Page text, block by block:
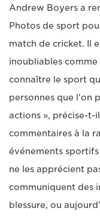
Andrew Boyers a
Photos de sport
match de cricket. Il
inoubliables comme
connaître le sport
personnes que l'on
actions », précise-t-
commentaires à la
événements
ne les apprécient
communiquent des
blessure, ou